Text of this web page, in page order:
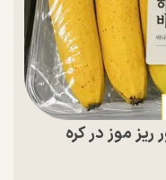
موز در کره